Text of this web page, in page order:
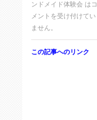
ンドメイド体験会 は コ
メントを受け付けてい
ません。
この記事へのリンク